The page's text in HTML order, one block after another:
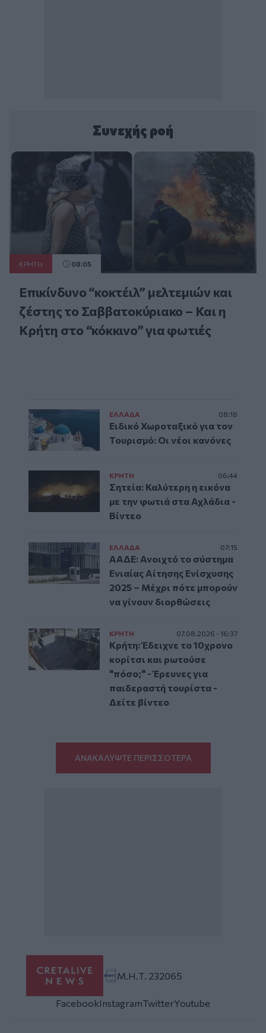
Συνεχής ροή
ΚΡΗΤΗ 08:05
Επικίνδυνο “κοκτέιλ” μελτεμιών και
ζέστης το Σαββατοκύριακο – Και η
Κρήτη στο “κόκκινο” για φωτιές
ΕΛΛAΔΑ 08:18
Ειδικό Χωροταξικό για τον
Τουρισμό: Οι νέοι κανόνες
ΚΡΗΤΗ 06:44
Σητεία: Καλύτερη η εικόνα
με την φωτιά στα Αχλάδια -
Βίντεο
ΕΛΛAΔΑ 07:15
ΑΑΔΕ: Ανοιχτό το σύστημα
Ενιαίας Αίτησης Ενίσχυσης
2025 – Μέχρι πότε μπορούν
να γίνουν διορθώσεις
ΚΡΗΤΗ 07.08.2026 - 16:37
Κρήτη: Έδειχνε το 10χρονο
κορίτσι και ρωτούσε
"πόσο;" - Έρευνες για
παιδεραστή τουρίστα -
Δείτε βίντεο
ΑΝΑΚΑΛΥΨΤΕ ΠΕΡΙΣΣΟΤΕΡΑ
Μ.Η.Τ. 232065
FacebookInstagramTwitterYoutube